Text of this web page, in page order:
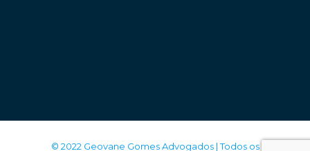
© 2022 Geovane Gomes Advogados | Todos os